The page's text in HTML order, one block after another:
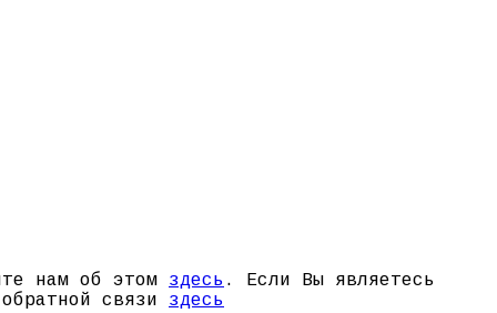
нам об этом здесь . Если Вы являетесь
связи здесь